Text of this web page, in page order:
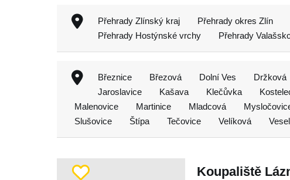
Přehrady Zlínský kraj Přehrady okres Zlín
Přehrady Hostýnské vrchy
Přehrady
Březnice Březová Dolní Ves Držková
Jaroslavice
Kašava Klečůvka
Malenovice
Martinice Mladcová
Slušovice
Štípa Tečovice Velíková
Koupaliště